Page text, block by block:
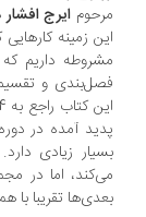
ایرج افشارهم در
زمینه کارهایی
داریم که در
و
این
آمده در دوره
زیادی دارد.
اما در مجموع
تقریبا با همین